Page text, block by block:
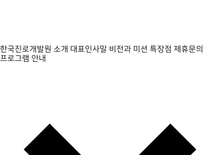
한국진로개발원 소개 대표인사말 비전과 미션 특장점 제휴문의
프로그램 안내